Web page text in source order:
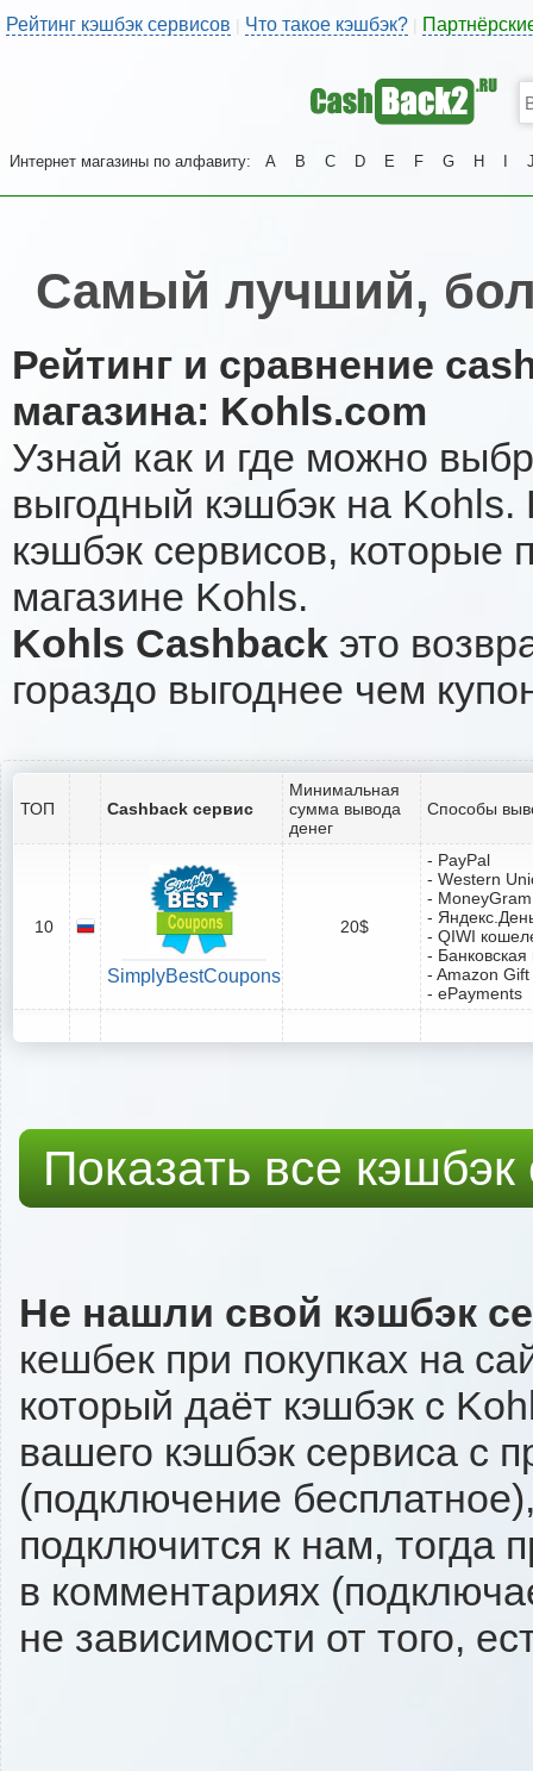
Рейтинг кэшбэк сервисов | Что такое кэшбэк?
Интернет магазины по алфавиту: A B C D E F G H
Самый лучший,
Рейтинг и сравнение
магазина: Kohls.com
Узнай как и где можно
выгодный кэшбэк на
кэшбэк сервисов, которые
магазине Kohls.
Kohls Cashback это
гораздо выгоднее чем
ТОП Cashback сервис
Минимальная
сумма вывода
денег
Способы
10
SimplyBestCoupons
20$
- PayPal
- Western
- MoneyGram
-
- QIWI
-
- Amazon
- ePayments
Показать все
Не нашли свой кэшбэк
кешбек при покупках на
который даёт кэшбэк с
вашего кэшбэк сервиса с
(подключение
подключится к нам, тогда
в комментариях
не зависимости от того,